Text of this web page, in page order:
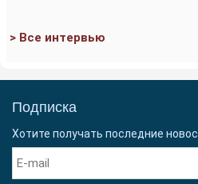
> Все интервью
Подписка
Хотите получать последние